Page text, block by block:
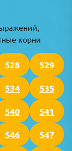
корни
528 529
534 535
540 541
546 547